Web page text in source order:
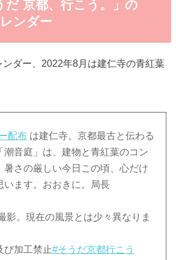
だ 京都、行こう。」の
ンダー
ダー、2022年8月は建仁寺の青紅葉
配布 は建仁寺。京都最古と伝わる
潮音庭」は、建物と青紅葉のコン
暑さの厳しい今日この頃、心だけ
います。おおきに。局長​
影。現在の風景とは少々異なりま
び加工禁止​#そうだ京都行こう